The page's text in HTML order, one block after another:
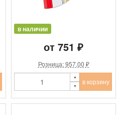
в наличии
от 751 ₽
Розница: 957.00 ₽
в корзину